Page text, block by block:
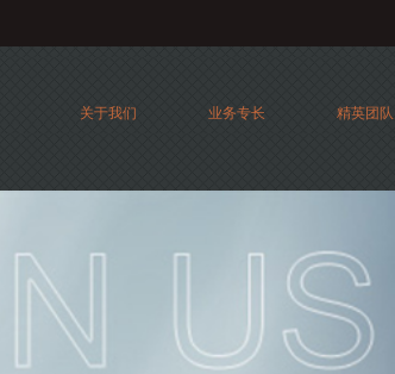
关于我们 业务专长 精英团队